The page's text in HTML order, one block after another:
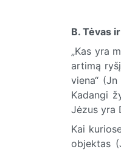
B. Tėvas
„Kas yra
artimą
viena“
Kadangi
Jėzus yra
Kai
objektas